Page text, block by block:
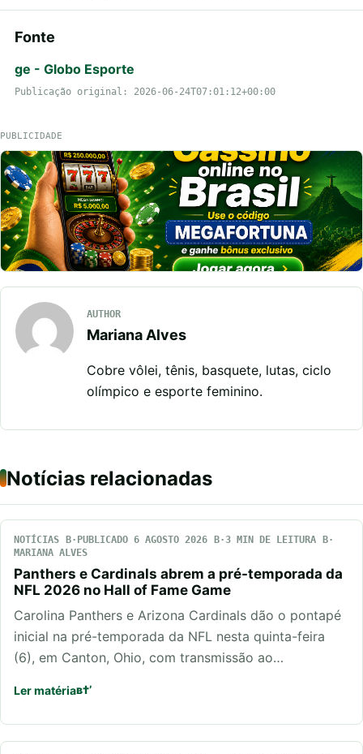
Fonte
ge - Globo Esporte
Publicação original: 2026-06-24T07:01:12+00:00
PUBLICIDADE
AUTHOR
Mariana Alves
Cobre vôlei, tênis, basquete, lutas, ciclo
olímpico e esporte feminino.
Notícias relacionadas
NOTÍCIAS PUBLICADO 6 AGOSTO 2026
3 MIN DE LEITURA
MARIANA ALVES
Panthers e Cardinals abrem a pré-temporada da
NFL 2026 no Hall of Fame Game
Carolina Panthers e Arizona Cardinals dão o pontapé
inicial na pré-temporada da NFL nesta quinta-feira
(6), em Canton, Ohio, com transmissão ao…
Ler matéria